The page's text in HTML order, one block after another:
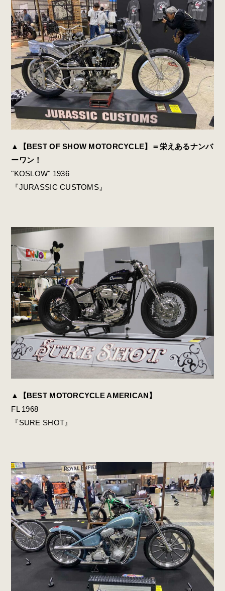
▲
【BEST OF SHOW MOTORCYCLE】＝栄えあるナンバ
ーワン！
"KOSLOW" 1936
『JURASSIC CUSTOMS』
▲
【BEST MOTORCYCLE AMERICAN】
FL 1968
『SURE SHOT』